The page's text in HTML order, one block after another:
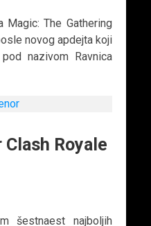
Magic: The Gathering
novog apdejta koji
nazivom Ravnica
Royale
šestnaest najboljih